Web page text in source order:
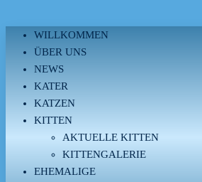
MAINE
VOM
WILLKOMMEN
ÜBER UNS
NEWS
KATER
KATZEN
KITTEN
AKTUELLE KITTEN
KITTENGALERIE
EHEMALIGE